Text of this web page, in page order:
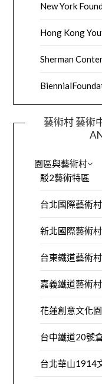
New York
Hong Kong
Sherman
藝術村 藝術
園區與藝術村
駁2藝術特區
台北國際藝術村
新北國際藝術村
台東鐵道藝術村
嘉義鐵道藝術村
花蓮創意文化
台中鐵道20號
台北華山1914